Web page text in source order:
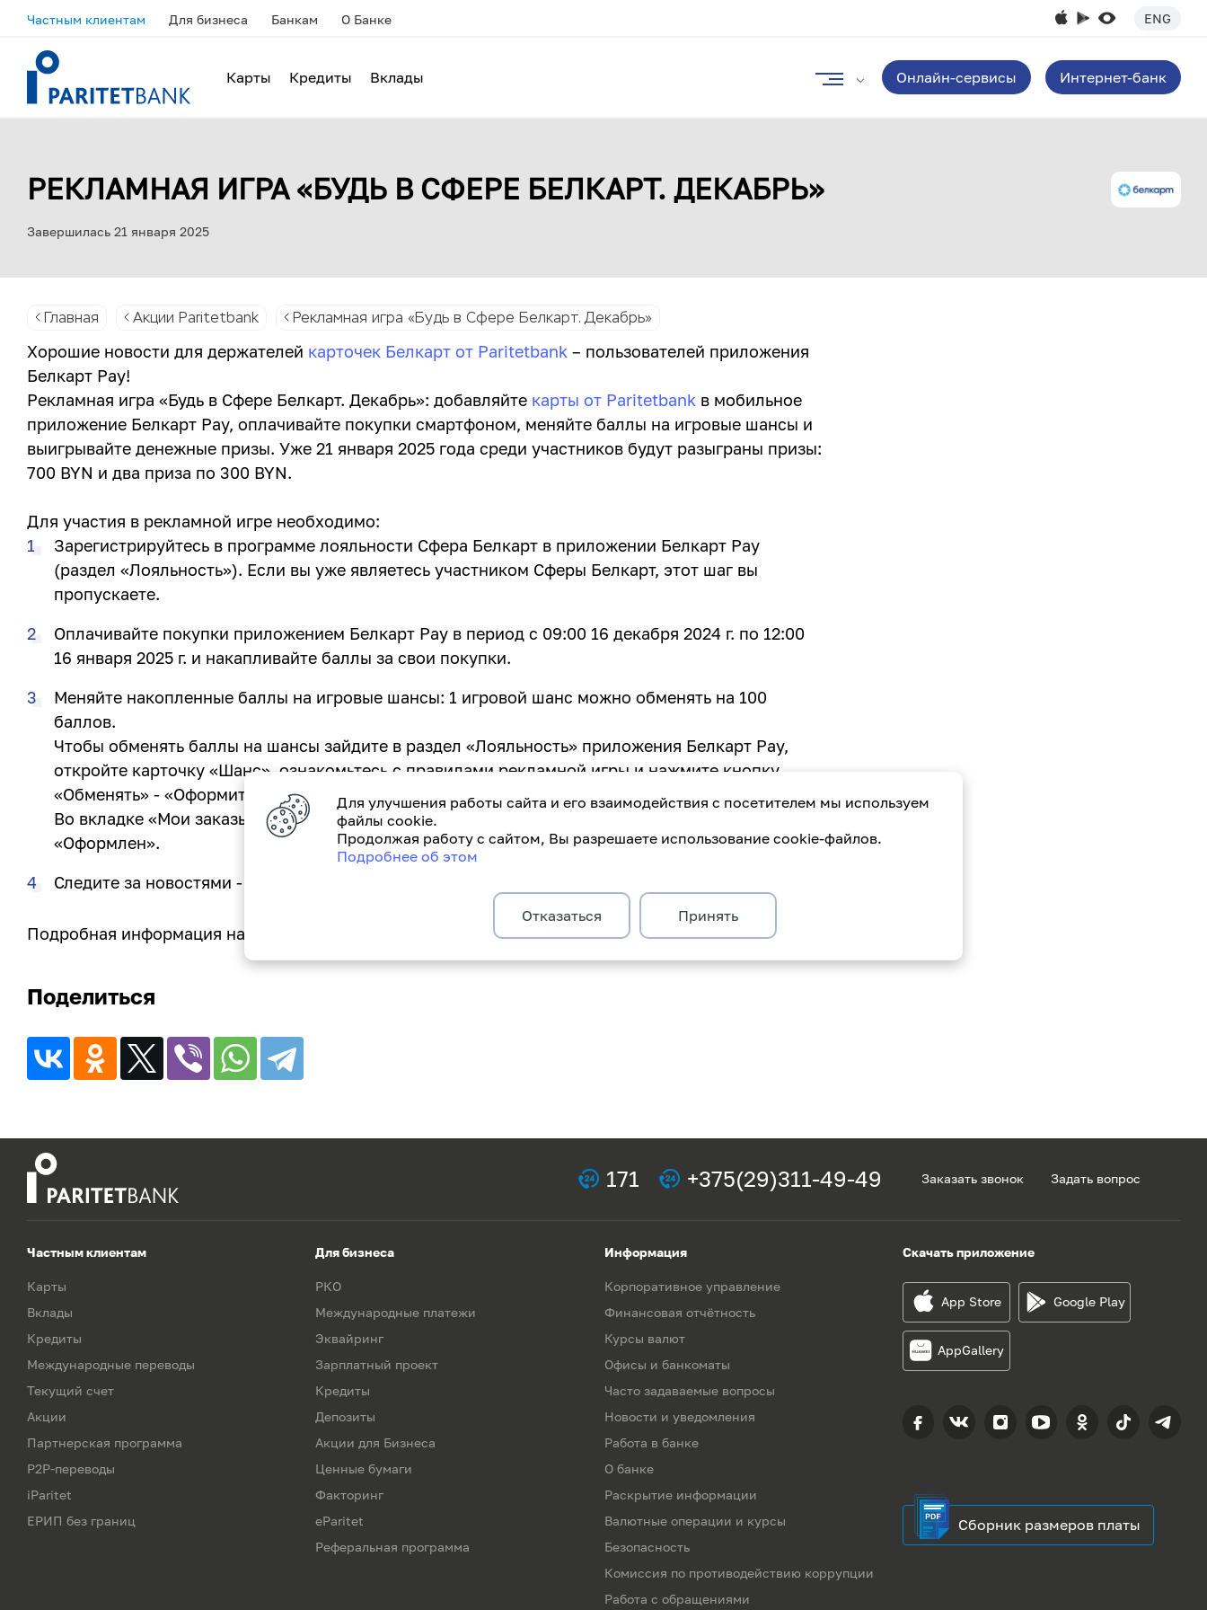
Частным клиентам Для бизнеса Банкам О Банке ENG
Карты Кредиты Вклады Онлайн-сервисы Интернет-банк
РЕКЛАМНАЯ ИГРА «БУДЬ В СФЕРЕ БЕЛКАРТ. ДЕКАБРЬ»
Завершилась 21 января 2025
Главная Акции Paritetbank Рекламная игра «Будь в Сфере Белкарт. Декабрь»
Хорошие новости для держателей карточек Белкарт от Paritetbank– пользователей приложения
Белкарт Pay!
Рекламная игра «Будь в Сфере Белкарт. Декабрь»: добавляйте карты от Paritetbankв мобильное
приложение Белкарт Pay, оплачивайте покупки смартфоном, меняйте баллы на игровые шансы и
выигрывайте денежные призы. Уже 21 января 2025 года среди участников будут разыграны призы:
700 BYN и два приза по 300 BYN.
Для участия в рекламной игре необходимо:
Зарегистрируйтесь в программе лояльности Сфера Белкарт в приложении Белкарт Pay
(раздел «Лояльность»). Если вы уже являетесь участником Сферы Белкарт, этот шаг вы
пропускаете.
Оплачивайте покупки приложением Белкарт Pay в период с 09:00 16 декабря 2024 г. по 12:00
16 января 2025 г. и накапливайте баллы за свои покупки.
Меняйте накопленные баллы на игровые шансы: 1 игровой шанс можно обменять на 100
баллов.
Чтобы обменять баллы на шансы зайдите в раздел «Лояльность» приложения Белкарт Pay,
откройте карточку «Шанс», ознакомьтесь с правилами рекламной игры и нажмите кнопку
«Обменять» - «Оформить заказ».
Во вкладке «Мои заказы» отобразится уникальный номер игрового шанса со статусом
«Оформлен».
Следите за новостями - возможно выигрышным окажется именно ваш шанс!
Подробная информация на сайте в разделе «Акции - Рекламные игры».
Поделиться
171 +375(29)311-49-49 Заказать звонок Задать вопрос
Частным клиентам
Карты
Вклады
Кредиты
Международные переводы
Текущий счет
Акции
Партнерская программа
P2P-переводы
iParitet
ЕРИП без границ
Для бизнеса
РКО
Международные платежи
Эквайринг
Зарплатный проект
Кредиты
Депозиты
Акции для Бизнеса
Ценные бумаги
Факторинг
eParitet
Реферальная программа
Информация
Корпоративное управление
Финансовая отчётность
Курсы валют
Офисы и банкоматы
Часто задаваемые вопросы
Новости и уведомления
Работа в банке
О банке
Раскрытие информации
Валютные операции и курсы
Безопасность
Комиссия по противодействию коррупции
Работа с обращениями
Скачать приложение
App Store Google Play
AppGallery
Сборник размеров платы
Для улучшения работы сайта и его взаимодействия с посетителем мы используем
файлы cookie.
Продолжая работу с сайтом, Вы разрешаете использование cookie-файлов.
Подробнее об этом
Отказаться Принять